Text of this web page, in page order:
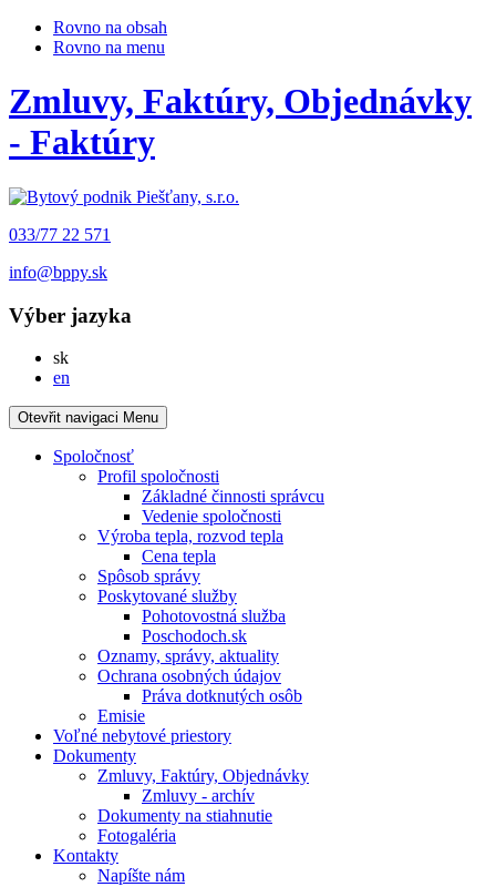
Rovno na obsah
Rovno na menu
Zmluvy, Faktúry, Objednávky
- Faktúry
033/77 22 571
info@bppy.sk
Výber jazyka
skSlovensky
en
Otevřit navigaci Menu
Spoločnosť
Profil spoločnosti
Základné činnosti správcu
Vedenie spoločnosti
Výroba tepla, rozvod tepla
Cena tepla
Spôsob správy
Poskytované služby
Pohotovostná služba
Poschodoch.sk
Oznamy, správy, aktuality
Ochrana osobných údajov
Práva dotknutých osôb
Emisie
Voľné nebytové priestory
Dokumenty
Zmluvy, Faktúry, Objednávky
Zmluvy - archív
Dokumenty na stiahnutie
Fotogaléria
Kontakty
Napíšte nám